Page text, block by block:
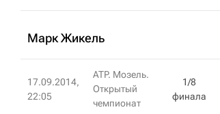
Марк Жикель
17.09.2014,
22:05
ATP. Мозель.
Открытый
чемпионат
1/8
финала